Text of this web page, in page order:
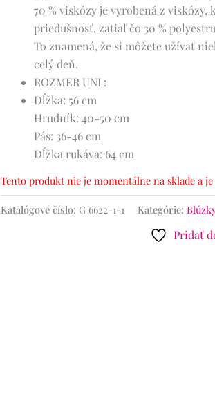
70 % viskózy je vyrobená z
priedušnosť, zatiaľ čo 30 %
To znamená, že si môžete užívať
celý deň.
ROZMER UNI :
Dĺžka: 56 cm
Hrudník: 40-50 cm
Pás: 36-46 cm
Dĺžka rukáva: 64 cm
Tento produkt nie je momentálne na sklade a
Katalógové číslo: G 6622-1-1 Kategórie:
Pridať